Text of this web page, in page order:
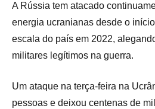
A Rússia tem atacado
energia ucranianas desde o
escala do país em 2022,
militares legítimos na guerra.
Um ataque na terça-feira na
pessoas e deixou centenas de